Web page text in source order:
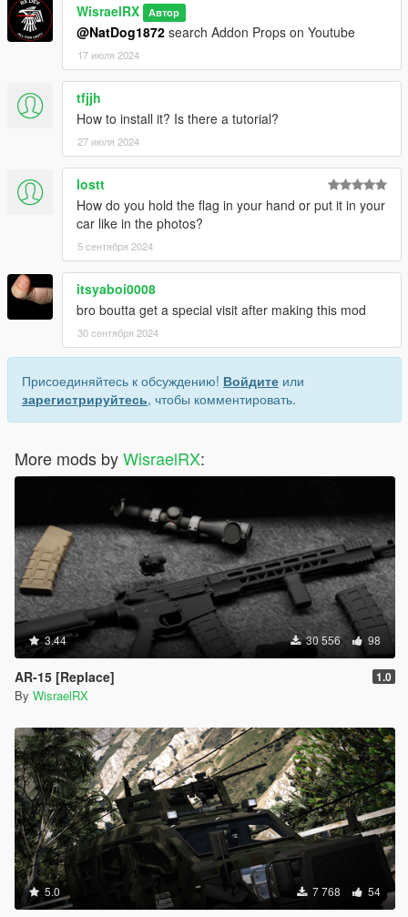
WisraelRX Автор
@NatDog1872 search Addon Props on Youtube
17 июля 2024
tfjjh
How to install it? Is there a tutorial?
27 июля 2024
lostt
How do you hold the flag in your hand or put it in your
car like in the photos?
5 сентября 2024
itsyaboi0008
bro boutta get a special visit after making this mod
30 сентября 2024
Присоединяйтесь к обсуждению! Войдите или
зарегистрируйтесь, чтобы комментировать.
More mods byWisraelRX:
3.44 30 556 98
AR-15 [Replace] 1.0
By WisraelRX
5.0 7 768 54